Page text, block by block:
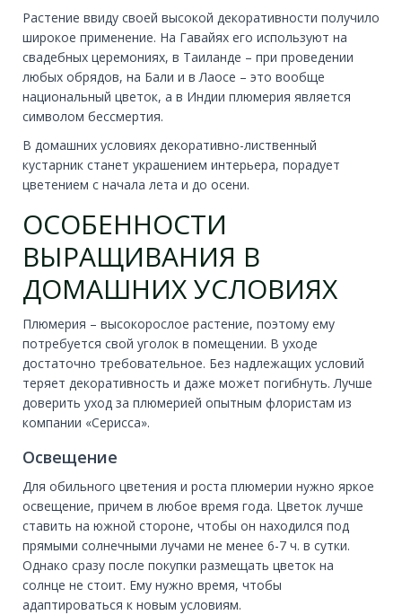
Растение ввиду своей высокой декоративности получило
широкое применение. На Гавайях его используют на
свадебных церемониях, в Таиланде – при проведении
любых обрядов, на Бали и в Лаосе – это вообще
национальный цветок, а в Индии плюмерия является
символом бессмертия.
В домашних условиях декоративно-лиственный
кустарник станет украшением интерьера, порадует
цветением с начала лета и до осени.
ОСОБЕННОСТИ
ВЫРАЩИВАНИЯ В
ДОМАШНИХ УСЛОВИЯХ
Плюмерия – высокорослое растение, поэтому ему
потребуется свой уголок в помещении. В уходе
достаточно требовательное. Без надлежащих условий
теряет декоративность и даже может погибнуть. Лучше
доверить уход за плюмерией опытным флористам из
компании «Серисса».
Освещение
Для обильного цветения и роста плюмерии нужно яркое
освещение, причем в любое время года. Цветок лучше
ставить на южной стороне, чтобы он находился под
прямыми солнечными лучами не менее 6-7 ч. в сутки.
Однако сразу после покупки размещать цветок на
солнце не стоит. Ему нужно время, чтобы
адаптироваться к новым условиям.